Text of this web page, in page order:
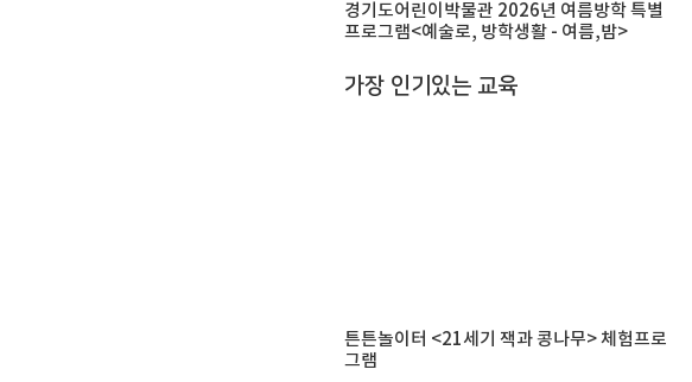
경기도어린이박물관 2026년 여름방학 특별
프로그램<예술로, 방학생활 - 여름,밤>
가장 인기있는 교육
튼튼놀이터 <21세기 잭과 콩나무> 체험프로
그램